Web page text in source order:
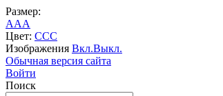
Размер:
AAA
Цвет: CCC
Изображения Вкл.Выкл.
Обычная версия сайта
Войти
Поиск